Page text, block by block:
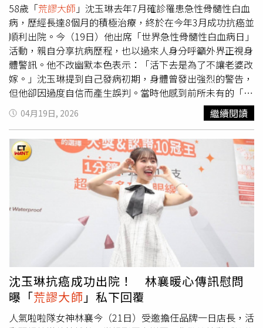
58歲「荒謬大師 」沈玉琳去年7月確診罹患急性骨髓性白血
病，歷經長達8個月的積極治療，終於在今年3月成功抗癌並
順利出院。今（19日）他出席「世界急性骨髓性白血病日」
活動，親自分享抗病歷程，也以過來人身分呼籲外界正視身
體警訊。他不改幽默本色表示：「活下去是為了不讓老婆改
嫁。」沈玉琳提到自己發病初期，身體曾發出強烈的警告，
但他卻因過度自信而產生誤判。當時他感到前所未有的「極
度疲倦」，甚至從客廳走到浴室打開蓮蓬頭的力氣都沒有，
還以為只是慢性疲勞或自律神經失調，直到小17歲的妻子芽
芽堅持帶他前往醫院掛急診，抽血檢查後才驚覺狀況危急，
白血球數值飆升至22萬，血色素更僅剩2.6，代表體內氧氣
運輸幾乎失能。沈玉琳事後回想仍心有餘悸，自嘲若當時再
拖上一周，「是不是就通往極樂世界了」。沈玉琳歷經長達
8個月的積極治療，終於在今年3月成功抗癌並順利出院。
（圖／蘇聖倫攝）原以為只需短暫住院休養，未料醫師一句
「治療至少半年起跳」，讓他當場愣住，甚至一度打電話向
妻子交代後事。治療初期，他曾瘋狂上網搜尋相關資訊，卻
幾乎全是負面消息，心情跌入谷底；後來轉而學習如何面對
死亡，心境才逐漸轉為坦然。談及支撐自己走過漫長療程的
動力，沈玉琳笑說：「支持我活下去的力量是，我不要讓我
老婆改嫁！」他透露，多年前曾被問及若自己早逝，年輕妻
子帶著遺產再婚怎麼辦，沒想到這個問題竟成為抗癌期間最
強烈的求生意志來源。
04月19日, 2026 繼續閱讀
沈玉琳抗癌成功出院！ 林襄暖心傳訊慰問
曝「荒謬大師 」私下回覆
人氣啦啦隊女神林襄今（21日）受邀擔任品牌一日店長，活